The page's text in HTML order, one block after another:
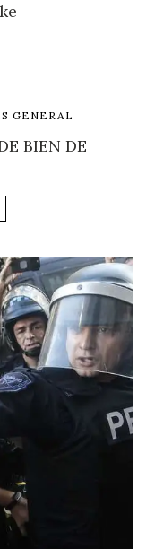
GENERAL
BIEN DE